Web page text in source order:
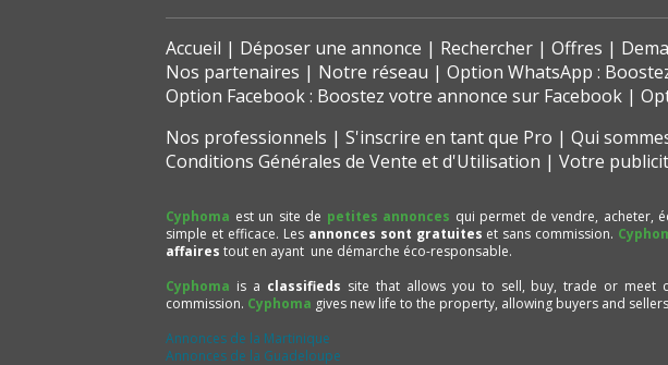
Accueil Déposer une annonce Rechercher Offres
Nos partenaires
Notre réseau
Option WhatsApp :
Option Facebook : Boostez votre annonce sur Facebook
Nos professionnels
S'inscrire en tant que Pro Qui
Conditions Générales de Vente et d'Utilisation
Votre
Cyphoma est un site de petites annonces qui permet de vendre, acheter,
simple et efficace. Les annonces sont gratuites et sans commission.
affaires tout en ayant une démarche éco-responsable.
Cyphoma is a classifieds site that allows you to sell, buy, trade or meet
commission. Cyphoma gives new life to the property, allowing buyers and
Annonces de la Martinique
Annonces de la Guadeloupe